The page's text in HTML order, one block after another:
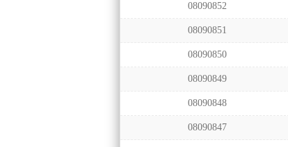
08090852
08090851
08090850
08090849
08090848
08090847